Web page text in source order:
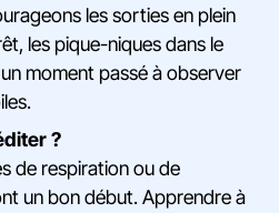
les sorties en plein
les pique-niques dans le
moment passé à observer
?
de respiration ou de
un bon début. Apprendre à